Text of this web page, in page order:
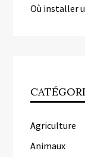
Où installer
Agriculture
Animaux